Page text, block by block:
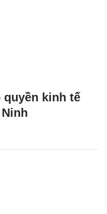
quyền kinh tế